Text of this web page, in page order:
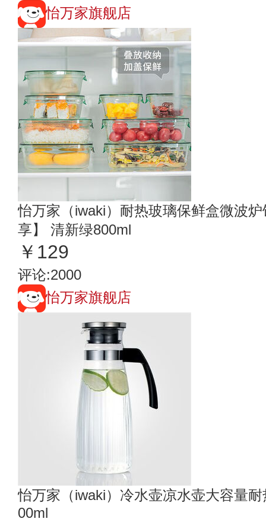
怡万家旗舰店
怡万家（iwaki）耐热玻璃保鲜盒微波
享】 清新绿800ml
￥129
评论:2000
怡万家旗舰店
怡万家（iwaki）冷水壶凉水壶大容量
00ml